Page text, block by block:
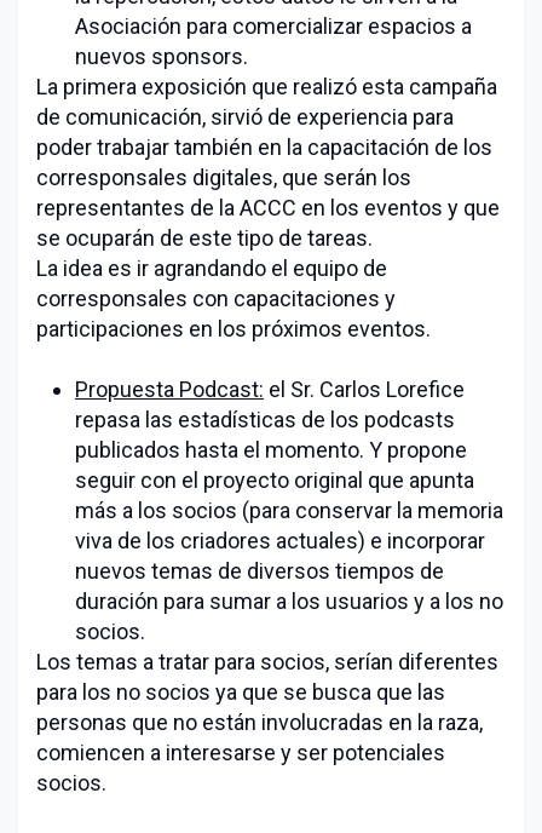
Asociación para comercializar espacios a
nuevos sponsors.
La primera exposición que realizó esta campaña
de comunicación, sirvió de experiencia para
poder trabajar también en la capacitación de los
corresponsales digitales, que serán los
representantes de la ACCC en los eventos y que
se ocuparán de este tipo de tareas.
La idea es ir agrandando el equipo de
corresponsales con capacitaciones y
participaciones en los próximos eventos.
Propuesta Podcast: el Sr. Carlos Lorefice
repasa las estadísticas de los podcasts
publicados hasta el momento. Y propone
seguir con el proyecto original que apunta
más a los socios (para conservar la memoria
viva de los criadores actuales) e incorporar
nuevos temas de diversos tiempos de
duración para sumar a los usuarios y a los no
socios.
Los temas a tratar para socios, serían diferentes
para los no socios ya que se busca que las
personas que no están involucradas en la raza,
comiencen a interesarse y ser potenciales
socios.